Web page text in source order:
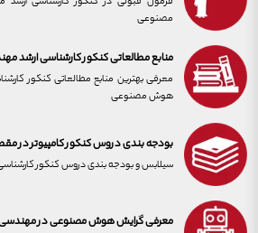
مصنوعی
منابع مطالعاتی کنکور کارشناسی ارشد
معرفی بهترین منابع مطالعاتی کنکور
هوش مصنوعی
بودجه بندی دروس کنکور کامپیوتر در
سیلابس و بودجه بندی دروس کنکور
معرفی گرایش هوش مصنوعی در مهندسی